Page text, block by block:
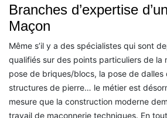
Branches d’expertise
Maçon
Même s’il y a des spécialistes qui sont
qualifiés sur des points particuliers de la
pose de briques/blocs, la pose de dalles
structures de pierre… le métier est
mesure que la construction moderne
travail de maçonnerie techniques. En